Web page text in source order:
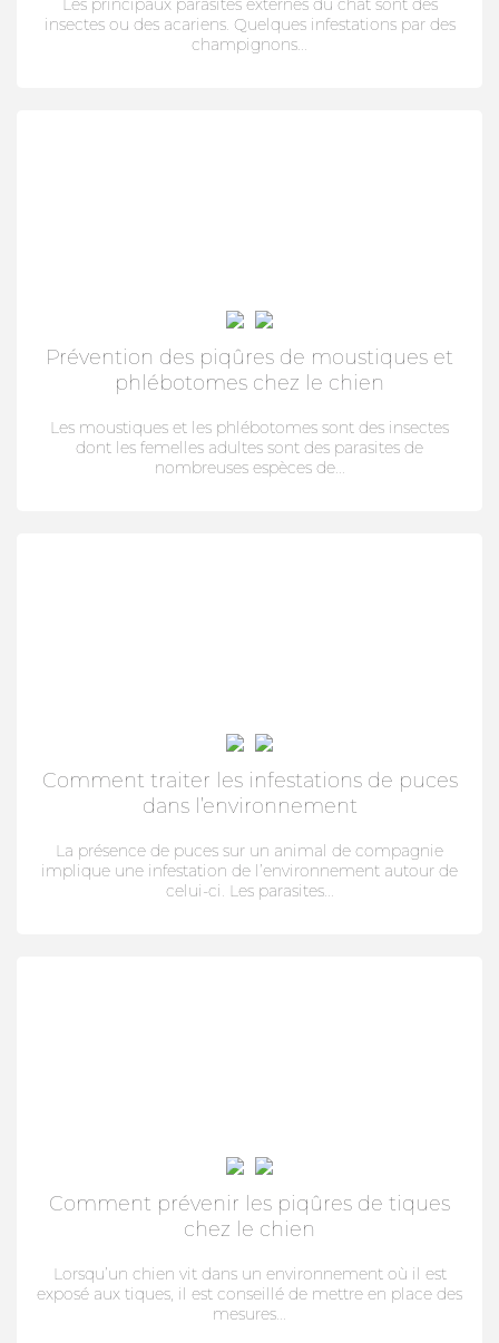
Les principaux parasites externes du chat sont des
insectes ou des acariens. Quelques infestations par des
champignons...
Prévention des piqûres de moustiques et
phlébotomes chez le chien
Les moustiques et les phlébotomes sont des insectes
dont les femelles adultes sont des parasites de
nombreuses espèces de...
Comment traiter les infestations de puces
dans l’environnement
La présence de puces sur un animal de compagnie
implique une infestation de l’environnement autour de
celui-ci. Les parasites...
Comment prévenir les piqûres de tiques
chez le chien
Lorsqu’un chien vit dans un environnement où il est
exposé aux tiques, il est conseillé de mettre en place des
mesures...